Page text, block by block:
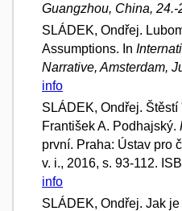
Guangzhou, China, 24.-
SLÁDEK, Ondřej.
Assumptions. In
Narrative, Amsterdam,
info
SLÁDEK, Ondřej.
František A. Podhajský.
první. Praha: Ústav pro
v. i., 2016, s. 93-112.
info
SLÁDEK, Ondřej. Jak